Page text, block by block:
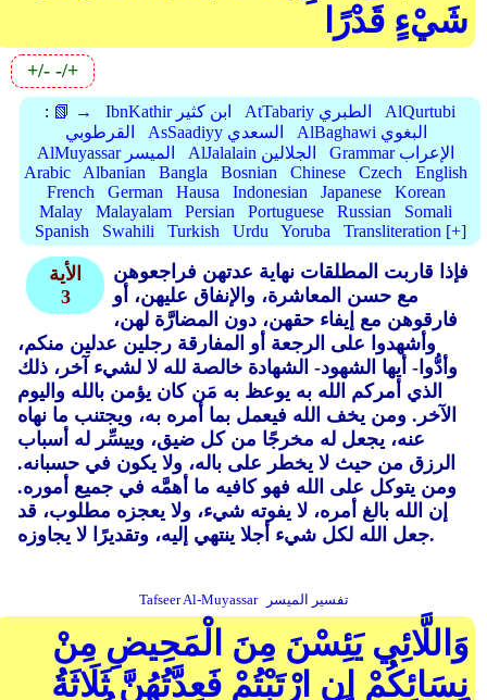
شَيْءٍ قَدْرًا
+/- -/+
: 📗 → IbnKathir ابن كثير AtTabariy الطبري
AlQurtubi
القرطوبي
AsSaadiyy السعدي
AlBaghawi البغوي
AlMuyassar الميسر
AlJalalain الجلالين
Grammar الإعراب
Arabic
Albanian Bangla Bosnian Chinese Czech
English
French
German Hausa Indonesian Japanese
Korean
Malay
Malayalam Persian Portuguese Russian
Somali
Spanish
Swahili Turkish Urdu Yoruba Transliteration [+]
الأية
3
فإذا قاربت المطلقات نهاية عدتهن فراجعوهن
مع حسن المعاشرة، والإنفاق عليهن، أو
فارقوهن مع إيفاء حقهن، دون المضارَّة لهن،
وأشهدوا على الرجعة أو المفارقة رجلين عدلين منكم،
وأدُّوا- أيها الشهود- الشهادة خالصة لله لا لشيء آخر، ذلك
الذي أمركم الله به يوعظ به مَن كان يؤمن بالله واليوم
الآخر. ومن يخف الله فيعمل بما أمره به، ويجتنب ما نهاه
عنه، يجعل له مخرجًا من كل ضيق، وييسِّر له أسباب
الرزق من حيث لا يخطر على باله، ولا يكون في حسبانه.
ومن يتوكل على الله فهو كافيه ما أهمَّه في جميع أموره.
إن الله بالغ أمره، لا يفوته شيء، ولا يعجزه مطلوب، قد
جعل الله لكل شيء أجلا ينتهي إليه، وتقديرًا لا يجاوزه.
Tafseer Al-Muyassar تفسير الميسر
وَاللَّائِي يَئِسْنَ مِنَ الْمَحِيضِ مِنْ
نِسَائِكُمْ إِنِ ارْتَبْتُمْ فَعِدَّتُهُنَّ ثَلَاثَةُ